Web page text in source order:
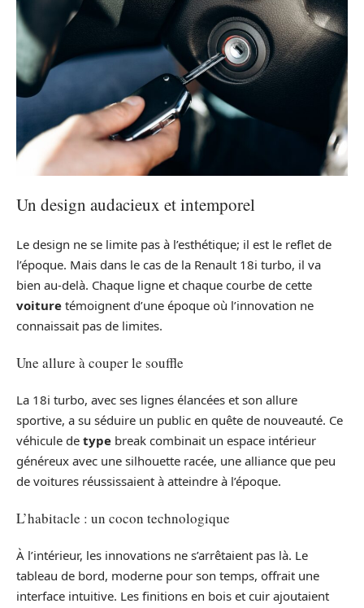
Un design audacieux et intemporel
Le design ne se limite pas à l’esthétique; il est le reflet de
l’époque. Mais dans le cas de la Renault 18i turbo, il va
bien au-delà. Chaque ligne et chaque courbe de cette
voiture témoignent d’une époque où l’innovation ne
connaissait pas de limites.
Une allure à couper le souffle
La 18i turbo, avec ses lignes élancées et son allure
sportive, a su séduire un public en quête de nouveauté. Ce
véhicule de type break combinait un espace intérieur
généreux avec une silhouette racée, une alliance que peu
de voitures réussissaient à atteindre à l’époque.
L’habitacle : un cocon technologique
À l’intérieur, les innovations ne s’arrêtaient pas là. Le
tableau de bord, moderne pour son temps, offrait une
interface intuitive. Les finitions en bois et cuir ajoutaient